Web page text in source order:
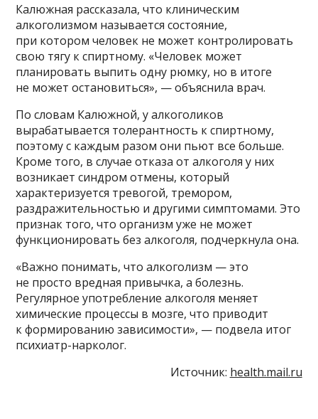
Калюжная рассказала, что клиническим
алкоголизмом называется состояние,
при котором человек не может контролировать
свою тягу к спиртному. «Человек может
планировать выпить одну рюмку, но в итоге
не может остановиться», — объяснила врач.
По словам Калюжной, у алкоголиков
вырабатывается толерантность к спиртному,
поэтому с каждым разом они пьют все больше.
Кроме того, в случае отказа от алкоголя у них
возникает синдром отмены, который
характеризуется тревогой, тремором,
раздражительностью и другими симптомами. Это
признак того, что организм уже не может
функционировать без алкоголя, подчеркнула она.
«Важно понимать, что алкоголизм — это
не просто вредная привычка, а болезнь.
Регулярное употребление алкоголя меняет
химические процессы в мозге, что приводит
к формированию зависимости», — подвела итог
психиатр-нарколог.
Источник: health.mail.ru